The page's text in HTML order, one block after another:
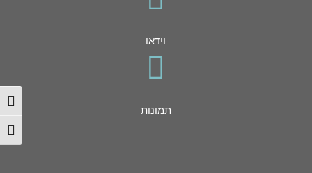
מתג
וידאו

תמונות